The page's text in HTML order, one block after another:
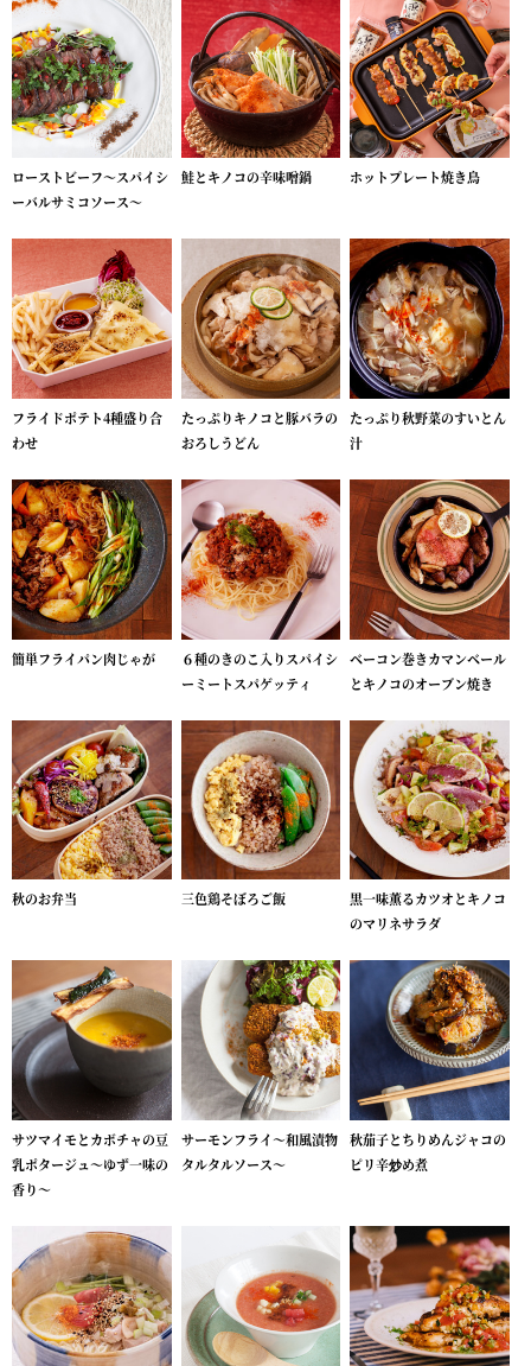
ローストビーフ～スパイシ
ーバルサミコソース～
鮭とキノコの辛味噌鍋 ホットプレート焼き鳥
フライドポテト4種盛り合
わせ
たっぷりキノコと豚バラの
おろしうどん
たっぷり秋野菜のすいとん
汁
簡単フライパン肉じゃが
６種のきのこ入りスパイシ
ーミートスパゲッティ
ベーコン巻きカマンベール
とキノコのオーブン焼き
秋のお弁当 三色鶏そぼろご飯
黒一味薫るカツオとキノコ
のマリネサラダ
サツマイモとカボチャの豆
乳ポタージュ～ゆず一味の
香り～
サーモンフライ～和風漬物
タルタルソース～
秋茄子とちりめんジャコの
ピリ辛炒め煮